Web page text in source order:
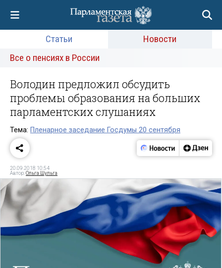
Статьи
Новости
Все о пенсиях в России
Володин предложил обсудить
проблемы образования на больших
парламентских слушаниях
Тема: Пленарное заседание Госдумы 20 сентября
20.09.2018 10:54
Автор:Ольга Шульга